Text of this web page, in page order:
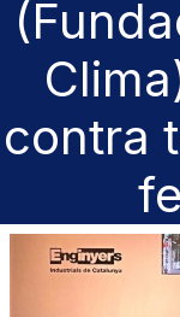
contra